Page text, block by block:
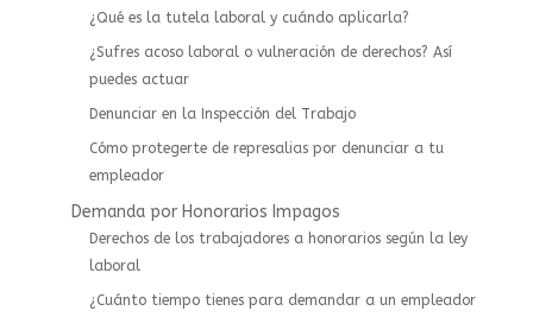
¿Qué es la tutela laboral y cuándo aplicarla?
¿Sufres acoso laboral o vulneración de derechos? Así
puedes actuar
⁠Denunciar en la Inspección del Trabajo
Cómo protegerte de represalias por denunciar a tu
empleador
Demanda por Honorarios Impagos
Derechos de los trabajadores a honorarios según la ley
laboral
¿Cuánto tiempo tienes para demandar a un empleador